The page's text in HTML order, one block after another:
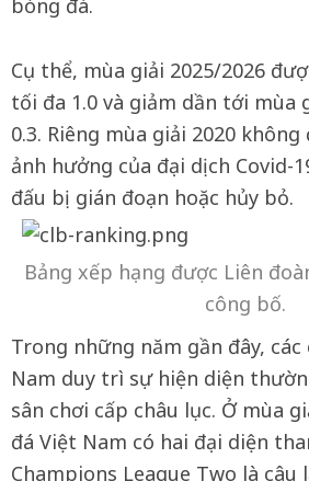
bóng đá.
Cụ thể, mùa giải 2025/2026
tối đa 1.0 và giảm dần tới mùa
0.3. Riêng mùa giải 2020
ảnh hưởng của đại dịch Covid-
đấu bị gián đoạn hoặc hủy bỏ.
Bảng xếp hạng được Liên
công bố.
Trong những năm gần đây, các
Nam duy trì sự hiện diện
sân chơi cấp châu lục. Ở mùa
đá Việt Nam có hai đại diện
Champions League Two là câu